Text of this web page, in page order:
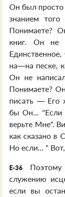
Он был
знанием
Понимаете?
книг. Он не
на—на песке,
Он не
Понимаете?
писать — Его
бы Он... "Если
верьте Мне".
как сказано в
Но если... "
E-36
Поэтому
служению
если вы